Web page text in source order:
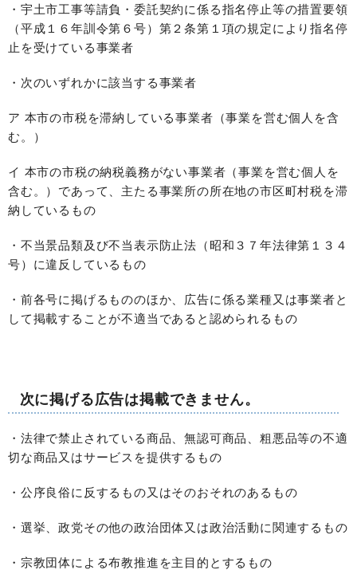
・宇土市工事等請負・委託契約に係る指名停止等の措置要領
（平成１６年訓令第６号）第２条第１項の規定により指名停
止を受けている事業者
・次のいずれかに該当する事業者
ア 本市の市税を滞納している事業者（事業を営む個人を含
む。）
イ 本市の市税の納税義務がない事業者（事業を営む個人を
含む。）であって、主たる事業所の所在地の市区町村税を滞
納しているもの
・不当景品類及び不当表示防止法（昭和３７年法律第１３４
号）に違反しているもの
・前各号に掲げるもののほか、広告に係る業種又は事業者と
して掲載することが不適当であると認められるもの
次に掲げる広告は掲載できません。
・法律で禁止されている商品、無認可商品、粗悪品等の不適
切な商品又はサービスを提供するもの
・公序良俗に反するもの又はそのおそれのあるもの
・選挙、政党その他の政治団体又は政治活動に関連するもの
・宗教団体による布教推進を主目的とするもの